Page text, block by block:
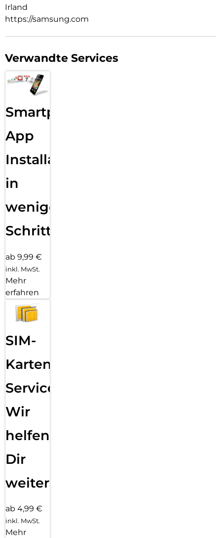
Irland
https://samsung.com
Verwandte Services
Smartphone
App
Installation
in
wenigen
Schritten
ab 9,99 €
inkl. MwSt.
Mehr
erfahren
SIM-
Karten
Service:
Wir
helfen
Dir
weiter
ab 4,99 €
inkl. MwSt.
Mehr